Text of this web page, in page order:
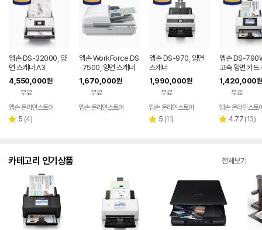
엡손 DS-32000, 양
면 스캐너 A3
4,550,000원
무료
엡손 온라인스토어
별 5 리
(4)
엡손 WorkForce DS
-7500, 양면 스캐너
1,670,000원
무료
엡손 온라인스토어
엡손 DS-970, 양면
스캐너
1,990,000원
무료
엡손 온라인스토어
별 5 리
(11)
엡손 DS-
고속 양면 카드
워크 스캐너
1,420,000원
무료
엡손 온라인스토
별 4.77 리
(13)
카테고리 인기상품 전체보기